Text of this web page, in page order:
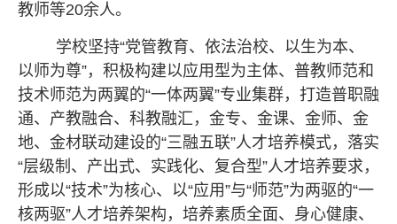
教师等20余人。
学校坚持“党管教育、依法治校、以生为本、
以师为尊”，积极构建以应用型为主体、普教师范和
技术师范为两翼的“一体两翼”专业集群，打造普职融
通、产教融合、科教融汇，金专、金课、金师、金
地、金材联动建设的“三融五联”人才培养模式，落实
“层级制、产出式、实践化、复合型”人才培养要求，
形成以“技术”为核心、以“应用”与“师范”为两驱的“一
核两驱”人才培养架构，培养素质全面、身心健康、